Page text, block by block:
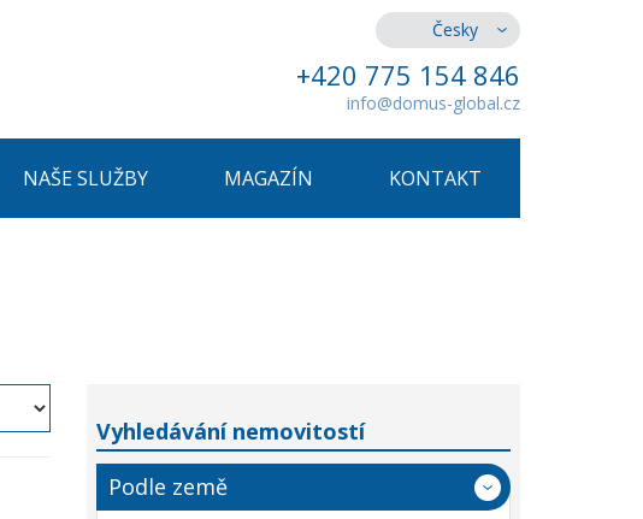
Česky
+420 775 154 846
info@domus-global.cz
NAŠE SLUŽBY MAGAZÍN KONTAKT
Vyhledávání nemovitostí
Podle země